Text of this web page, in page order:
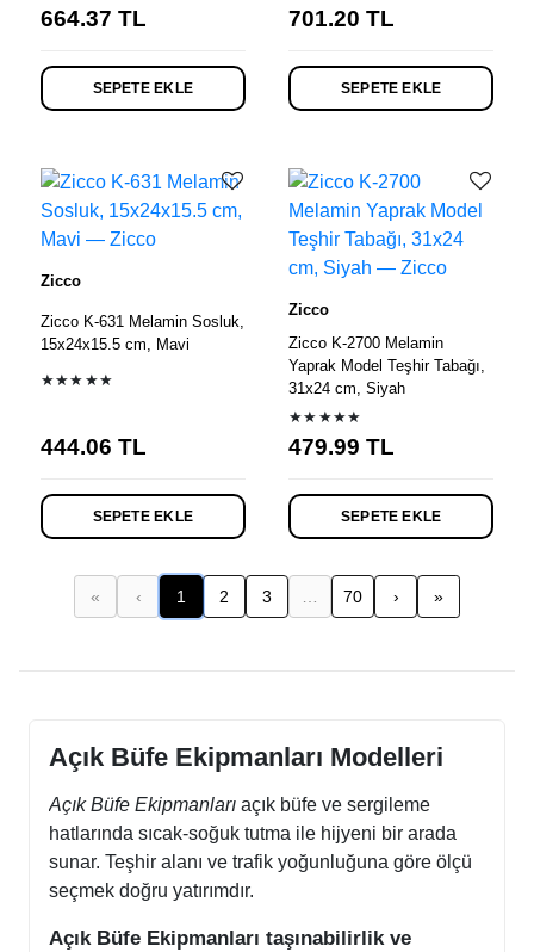
664.37 TL
SEPETE EKLE
701.20 TL
SEPETE EKLE
Zicco
Zicco K-631 Melamin Sosluk,
15x24x15.5 cm, Mavi
★★★★★
444.06 TL
SEPETE EKLE
Zicco
Zicco K-2700 Melamin
Yaprak Model Teşhir Tabağı,
31x24 cm, Siyah
★★★★★
479.99 TL
SEPETE EKLE
« ‹ 1(mevcut)
2 3 70 › »
Açık Büfe Ekipmanları Modelleri
Açık Büfe Ekipmanlarıaçık büfe ve sergileme
hatlarında sıcak-soğuk tutma ile hijyeni bir arada
sunar. Teşhir alanı ve trafik yoğunluğuna göre ölçü
seçmek doğru yatırımdır.
Açık Büfe Ekipmanları taşınabilirlik ve